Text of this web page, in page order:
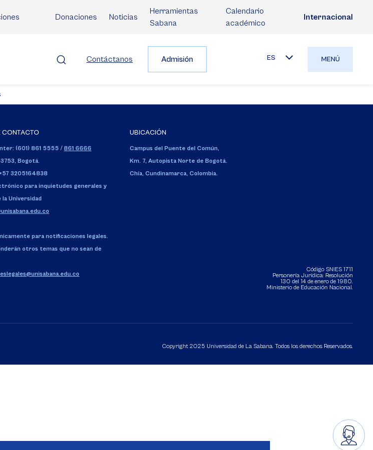
Donaciones Noticias
Herramientas
Sabana
Calendario
académico
Internacional
Contáctanos Admisión ES MENÚ
CONTACTO
(601) 861 5555 / 861 6666
Bogotá.
3205164838
para inquietudes generales y
Universidad
para notificaciones legales.
otros temas que no sean de
UBICACIÓN
Campus del Puente del Común,
Km. 7, Autopista Norte de Bogotá.
Chía, Cundinamarca, Colombia.
Código SNIES 1711
Personería Jurídica: Resolución
130 del 14 de enero de 1980.
Ministerio de Educación Nacional.
Copyright 2025 Universidad de La Sabana. Todos los derechos Reservados.